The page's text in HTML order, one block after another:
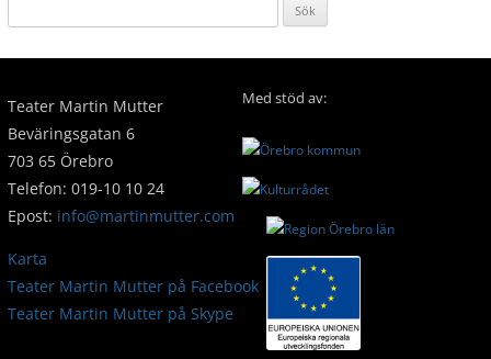
Teater Martin Mutter
Beväringsgatan 6
703 65 Örebro
Telefon: 019-10 10 24
Epost: info@martinmutter.com
Karta
Teater Martin Mutter på Facebook
Teater Martin Mutter på Skype
Med stöd av:
←Tillbaka till Kontakt/Personal